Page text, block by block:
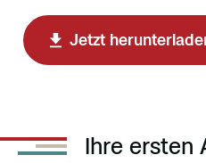
Jetzt
Ihre ersten